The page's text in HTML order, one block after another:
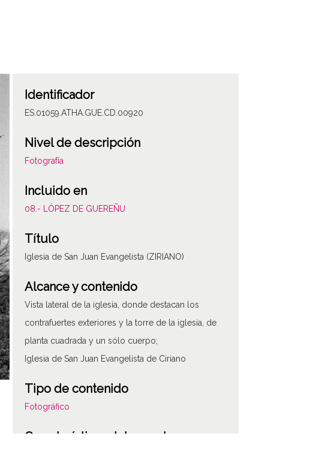
Identificador
ES.01059.ATHA.GUE.CD.00920
Nivel de descripción
Fotografía
Incluido en
08.- LÓPEZ DE GUEREÑU
Título
Iglesia de San Juan Evangelista (ZIRIANO)
Alcance y contenido
Vista lateral de la iglesia, donde destacan los
contrafuertes exteriores y la torre de la iglesia, de
planta cuadrada y un sólo cuerpo;
Iglesia de San Juan Evangelista de Ciriano
Tipo de contenido
Fotográfico
Características del soporte